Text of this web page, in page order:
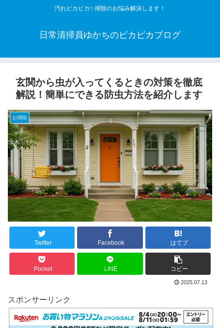
汚れピカピカ✨掃除のお悩み解決します！
日常清掃員ゆかちのピカピカブログ
玄関から虫が入ってくるときの対策を徹底
解説！簡単にできる防虫方法を紹介します
お掃除
Twitter Facebook はてブ
Pocket LINE コピー
2025.07.13
スポンサーリンク